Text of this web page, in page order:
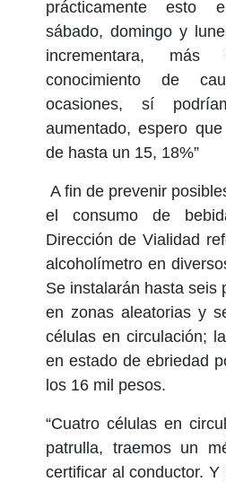
prácticamente esto
sábado, domingo y
incrementara,
conocimiento de
ocasiones, sí
aumentado, espero
de hasta un 15, 18%”
A fin de prevenir
el consumo de
Dirección de Vialidad
alcoholímetro en
Se instalarán hasta seis
en zonas aleatorias y
células en circulación;
en estado de ebriedad
los 16 mil pesos.
“Cuatro células en
patrulla, traemos un
certificar al conductor.